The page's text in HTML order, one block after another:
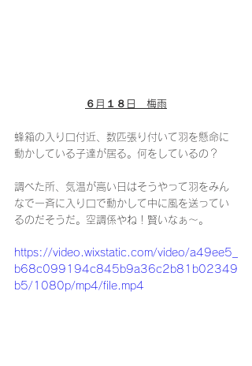
６月１８日　梅雨
蜂箱の入り口付近、数匹張り付いて羽を懸命に
動かしている子達が居る。何をしているの？
調べた所、気温が高い日はそうやって羽をみん
なで一斉に入り口で動かして中に風を送ってい
るのだそうだ。空調係やね！賢いなぁ〜。
https://video.wixstatic.com/video/a49ee5_
b68c099194c845b9a36c2b81b02349
b5/1080p/mp4/file.mp4